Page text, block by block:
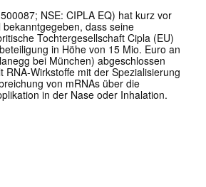
NSE: CIPLA EQ) hat kurz vor
dass seine
Tochtergesellschaft Cipla (EU)
in Höhe von 15 Mio. Euro an
bei München) abgeschlossen
RNA-Wirkstoffe mit der Spezialisierung
von mRNAs über die
in der Nase oder Inhalation.